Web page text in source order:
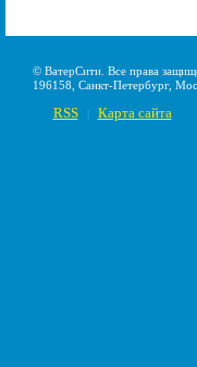
© ВатерСити. Все права
196158, Санкт-Петербург,
RSS Карта сайта